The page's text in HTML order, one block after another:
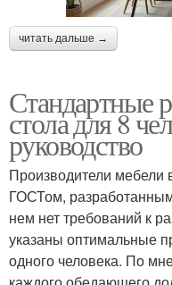
читать дальше →
Стандартные
стола для 8
руководство
Производители мебели
ГОСТом,
нем нет требований к
указаны оптимальные
одного человека. По